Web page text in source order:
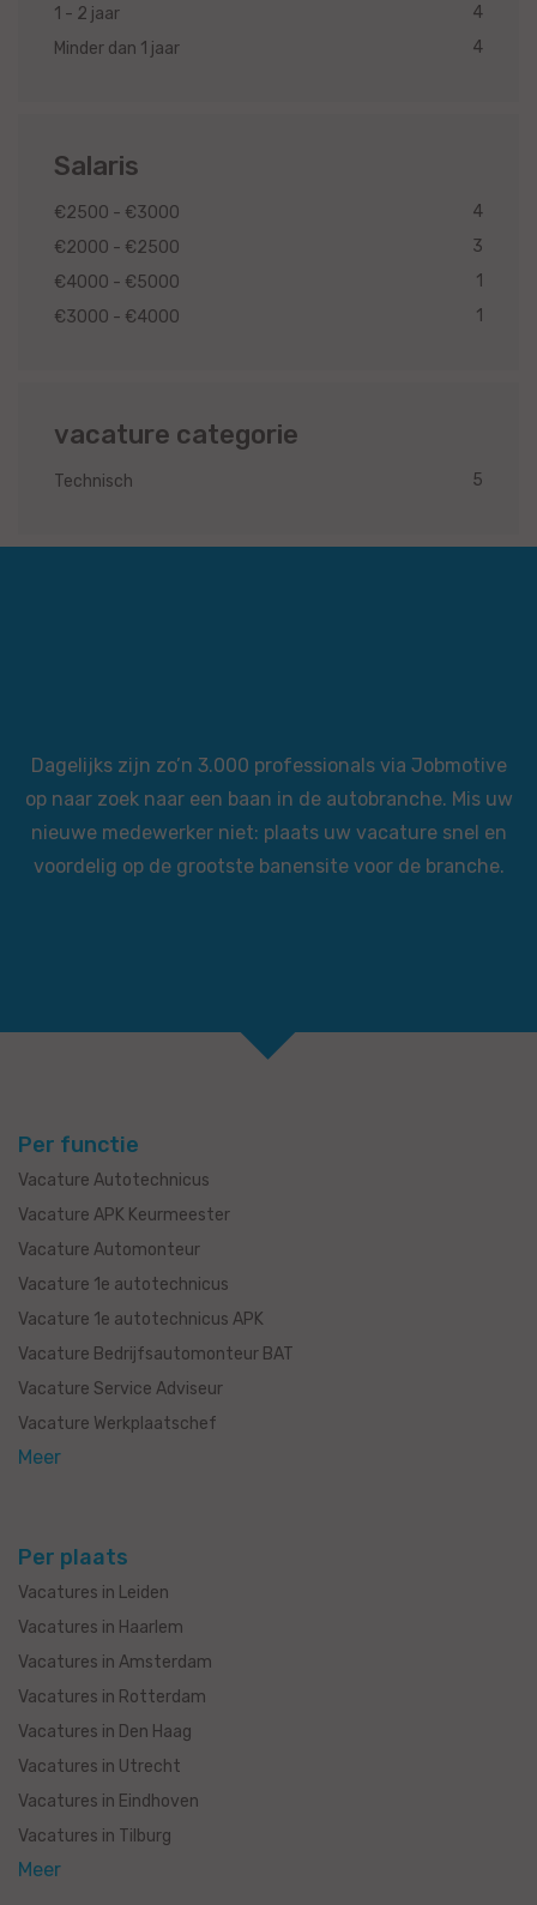
1 - 2 jaar
4
Minder dan 1 jaar
4
Salaris
€2500 - €3000
4
€2000 - €2500
3
€4000 - €5000
1
€3000 - €4000
1
vacature categorie
Technisch 5
Dagelijks zijn zo’n 3.000 professionals via Jobmotive
op naar zoek naar een baan in de autobranche. Mis uw
nieuwe medewerker niet: plaats uw vacature snel en
voordelig op de grootste banensite voor de branche.
Per functie
Vacature Autotechnicus
Vacature APK Keurmeester
Vacature Automonteur
Vacature 1e autotechnicus
Vacature 1e autotechnicus APK
Vacature Bedrijfsautomonteur BAT
Vacature Service Adviseur
Vacature Werkplaatschef
Meer
Per plaats
Vacatures in Leiden
Vacatures in Haarlem
Vacatures in Amsterdam
Vacatures in Rotterdam
Vacatures in Den Haag
Vacatures in Utrecht
Vacatures in Eindhoven
Vacatures in Tilburg
Meer